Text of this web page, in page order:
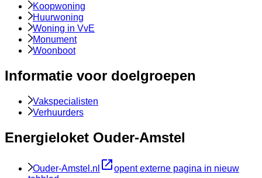
Koopwoning
Huurwoning
Woning in VvE
Monument
Woonboot
Informatie voor doelgroepen
Vakspecialisten
Verhuurders
Energieloket Ouder-Amstel
Ouder-Amstel.nl
opent externe pagina in nieuw